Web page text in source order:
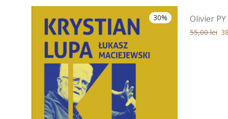
30% Olivier
Prețul
55,00lei